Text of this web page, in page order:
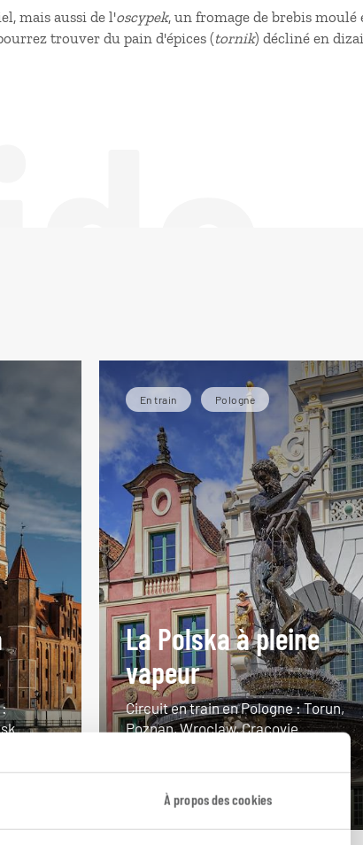
À propos des cookies
mais aussi de l'oscypek, un fromage de brebis moulé
trouver du pain d'épices (tornik) décliné en
:
En train Pologne
La Polska à pleine
vapeur
Circuit en train en Pologne : Torun,
Poznan, Wroclaw, Cracovie…
à partir de 1600€